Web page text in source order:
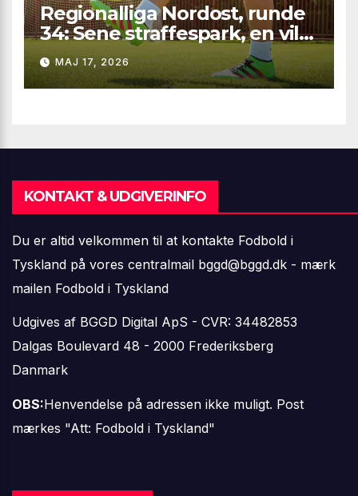
Regionalliga Nordost, runde
34: Sene straffespark, en vild
vending i Leipzig og en
firkantsopvisning fra Baro
MAJ 17, 2026
KONTAKT & UDGIVERINFO
Du er altid velkommen til at kontakte Fodbold i
Tyskland på vores centralmail bggd@bggd.dk - mærk
mailen Fodbold i Tyskland
Udgives af BGGD Digital ApS - CVR: 34482853
Dalgas Boulevard 48 - 2000 Frederiksberg
Danmark
OBS:Henvendelse på adressen ikke muligt. Post
mærkes "Att: Fodbold i Tyskland"